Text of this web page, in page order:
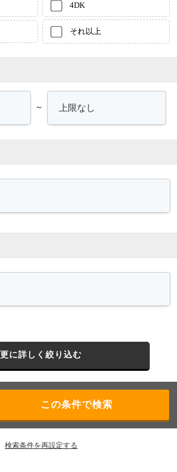
4DK
それ以上
～
更に詳しく絞り込む
検索条件を再設定する